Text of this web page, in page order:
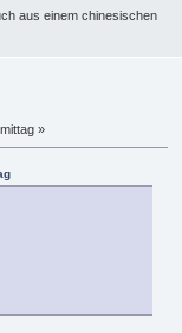
aus einem chinesischen
»